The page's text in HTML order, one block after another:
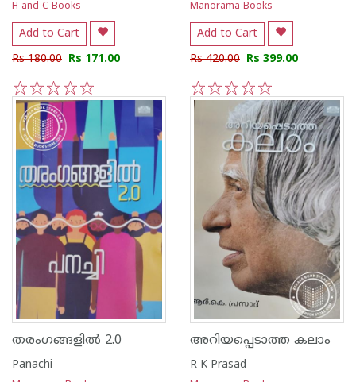
H and C Books
Add to Cart
Rs 180.00 Rs 171.00
5
4
3
2
1
Manorama Books
Add to Cart
Rs 420.00 Rs 399.00
5
4
3
2
1
തരംഗങ്ങളിൽ 2.0
Panachi
അറിയപ്പെടാത്ത കലാം
R K Prasad